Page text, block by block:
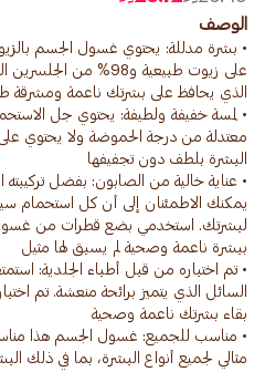
الوصف
• بشرة مدللة: يحتوي غسول الجسم
• لمسة خفيفة ولطيفة: يحتوي جل
معتدلة من درجة الحموضة ولا يحتوي
يمكنك الاطمئنان إلى أن كل استحمام
لبشرتك. استخدمي بضع قطرات من
• تم اختباره من قبل أطباء الجلدية:
السائل الذي يتميز برائحة منعشة. تم
• مناسب للجميع: غسول الجسم هذا
مثالي لجميع أنواع البشرة، بما في ذلك